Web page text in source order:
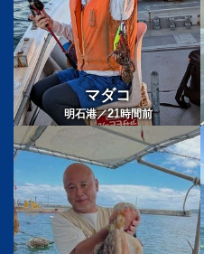
マダコ
明石港／21時間前